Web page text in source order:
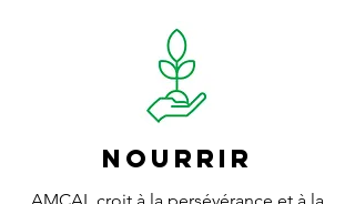
NOURRIR